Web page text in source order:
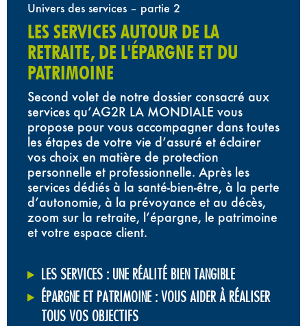
Univers des services – partie 2
LES SERVICES AUTOUR DE LA
RETRAITE, DE L'ÉPARGNE ET DU
PATRIMOINE
Second volet de notre dossier consacré aux
services qu’AG2R LA MONDIALE vous
propose pour vous accompagner dans toutes
les étapes de votre vie d’assuré et éclairer
vos choix en matière de protection
personnelle et professionnelle. Après les
services dédiés à la santé-bien-être, à la perte
d’autonomie, à la prévoyance et au décès,
zoom sur la retraite, l’épargne, le patrimoine
et votre espace client.
LES SERVICES : UNE RÉALITÉ BIEN TANGIBLE
ÉPARGNE ET PATRIMOINE : VOUS AIDER À RÉALISER
TOUS VOS OBJECTIFS